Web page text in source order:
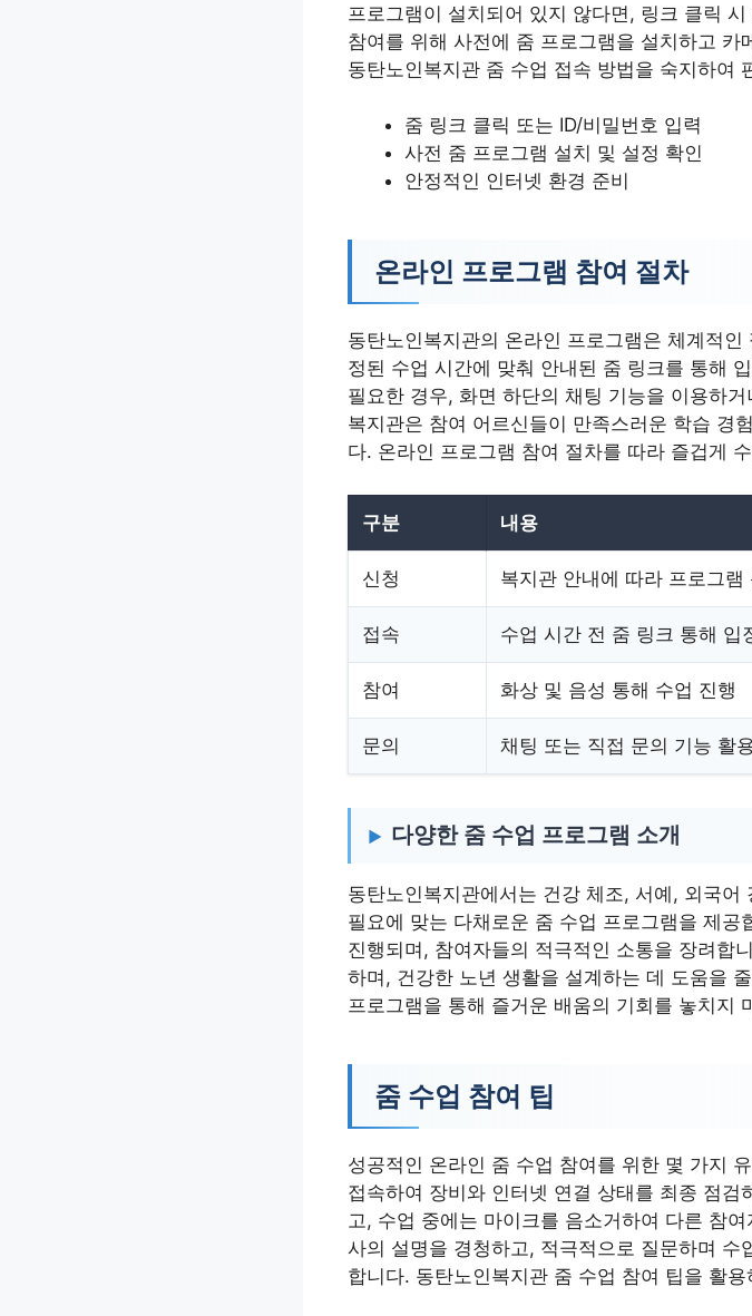
프로그램이 설치되어 있지 않다면, 링크 클릭
참여를 위해 사전에 줌 프로그램을 설치하고
동탄노인복지관 줌 수업 접속 방법을 숙지하여
줌 링크 클릭 또는 ID/비밀번호 입력
사전 줌 프로그램 설치 및 설정 확인
안정적인 인터넷 환경 준비
온라인 프로그램 참여 절차
동탄노인복지관의 온라인 프로그램은 체계적
정된 수업 시간에 맞춰 안내된 줌 링크를 통해
필요한 경우, 화면 하단의 채팅 기능을 이용하
복지관은 참여 어르신들이 만족스러운 학습 경
다. 온라인 프로그램 참여 절차를 따라 즐겁게
구분 내용
신청 복지관 안내에 따라 프로그램
접속 수업 시간 전 줌 링크 통해 입
참여 화상 및 음성 통해 수업 진행
문의 채팅 또는 직접 문의 기능 활
다양한 줌 수업 프로그램 소개
동탄노인복지관에서는 건강 체조, 서예, 외국
필요에 맞는 다채로운 줌 수업 프로그램을 제
진행되며, 참여자들의 적극적인 소통을 장려합
하며, 건강한 노년 생활을 설계하는 데 도움을
프로그램을 통해 즐거운 배움의 기회를 놓치지
줌 수업 참여 팁
성공적인 온라인 줌 수업 참여를 위한 몇 가지
접속하여 장비와 인터넷 연결 상태를 최종 점
고, 수업 중에는 마이크를 음소거하여 다른 참
사의 설명을 경청하고, 적극적으로 질문하며
합니다. 동탄노인복지관 줌 수업 참여 팁을 활